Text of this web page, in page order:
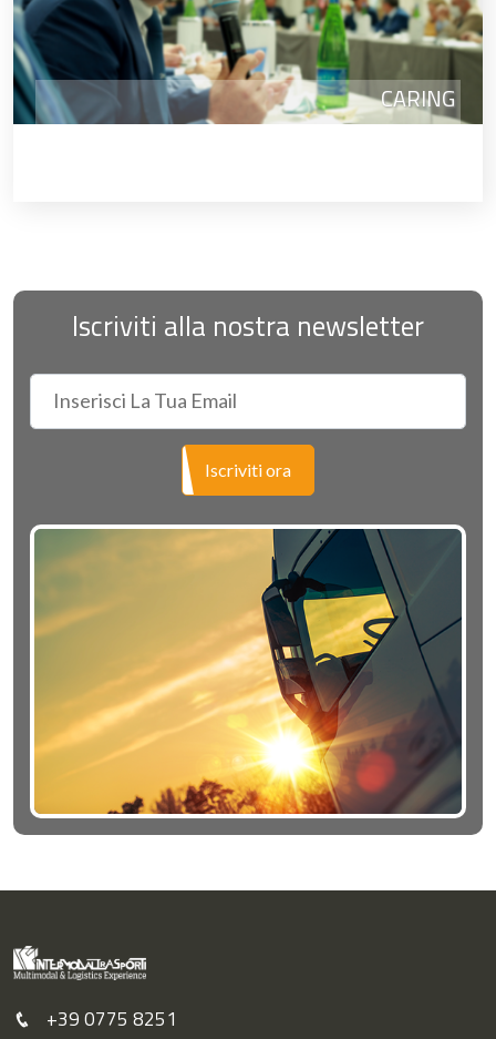
CARING
Iscriviti alla nostra newsletter
Iscriviti ora
+39 0775 8251